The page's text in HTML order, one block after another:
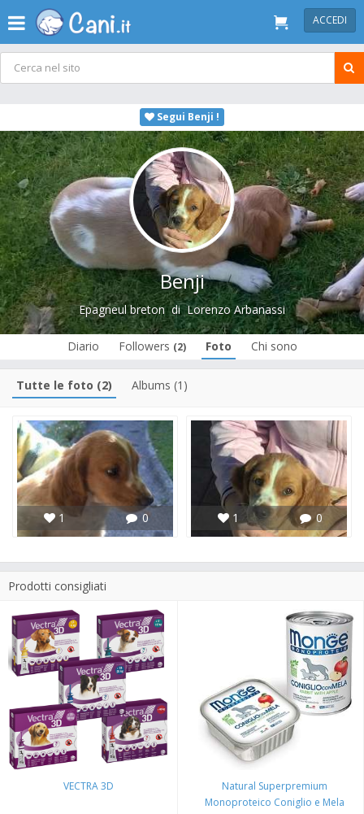
ACCEDI
Segui Benji !
Benji
Epagneul bretondiLorenzo Arbanassi
Diario Followers (2) Foto Chi sono
Tutte le foto (2) Albums (1)
1 0 1 0
Prodotti consigliati
VECTRA 3D
Natural Superpremium
Monoproteico Coniglio e Mela